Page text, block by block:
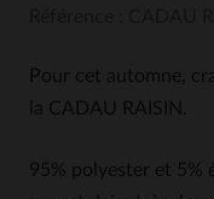
Pour cet automne,
la CADAU RAISIN.
95% polyester et 5%